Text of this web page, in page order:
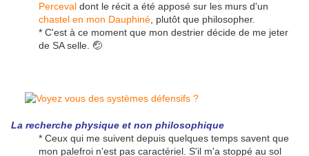
Perceval dont le récit a été apposé sur les murs d'un
chastel en mon Dauphiné , plutôt que philosopher.
* C'est à ce moment que mon destrier décide de me jeter
de SA selle. 🤕
La recherche physique et non philosophique
* Ceux qui me suivent depuis quelques temps savent que
mon palefroi n'est pas caractériel. S'il m'a stoppé au sol